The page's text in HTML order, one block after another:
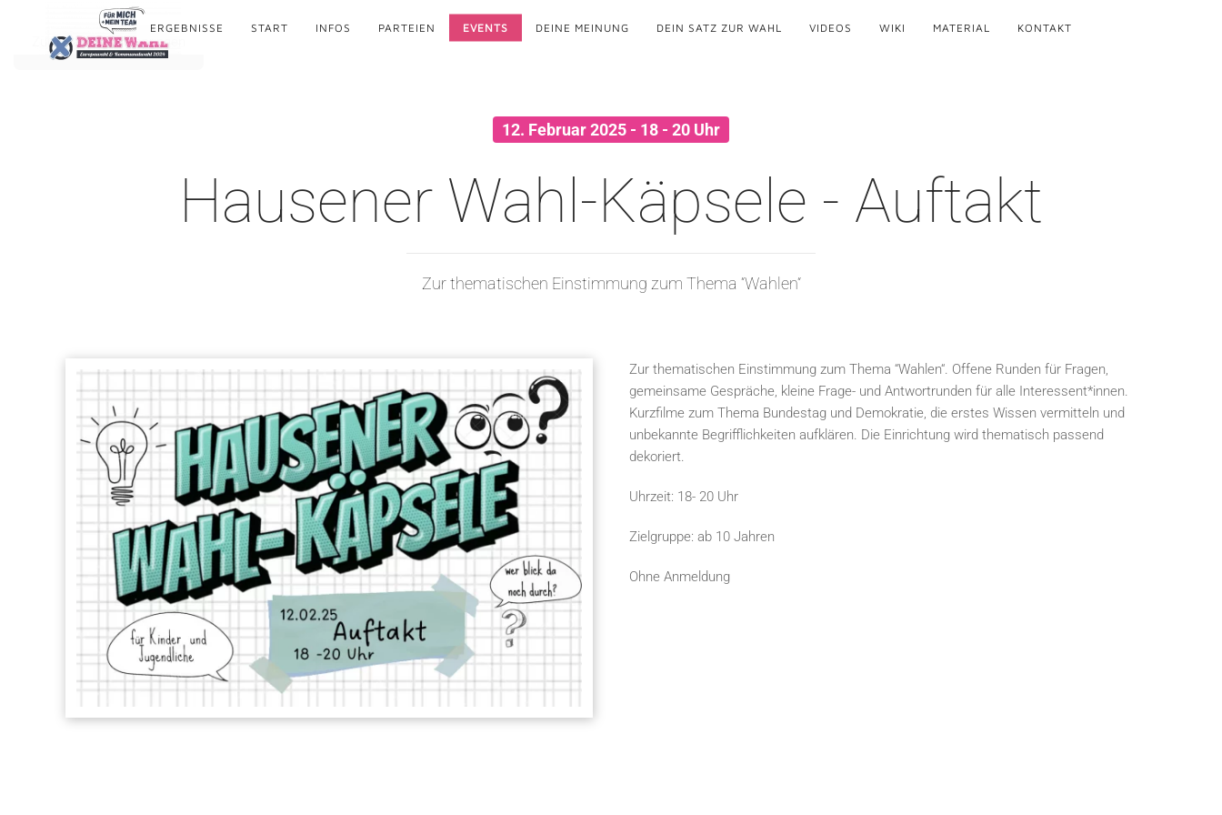
Zum Hauptinhalt springen
ERGEBNISSE START INFOS PARTEIEN EVENTS DEINE MEINUNG DEIN SATZ ZUR WAHL VIDEOS WIKI MATERIAL KONTAKT
12. Februar 2025 - 18 - 20 Uhr
Hausener Wahl-Käpsele - Auftakt
Zur thematischen Einstimmung zum Thema “Wahlen“
Zur thematischen Einstimmung zum Thema “Wahlen“. Offene Runden für Fragen,
gemeinsame Gespräche, kleine Frage- und Antwortrunden für alle Interessent*innen.
Kurzfilme zum Thema Bundestag und Demokratie, die erstes Wissen vermitteln und
unbekannte Begrifflichkeiten aufklären. Die Einrichtung wird thematisch passend
dekoriert.
Uhrzeit: 18- 20 Uhr
Zielgruppe: ab 10 Jahren
Ohne Anmeldung